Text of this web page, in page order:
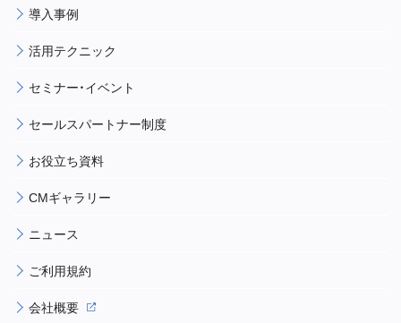
導入事例
活用テクニック
セミナー・イベント
セールスパートナー制度
お役立ち資料
CMギャラリー
ニュース
ご利用規約
会社概要